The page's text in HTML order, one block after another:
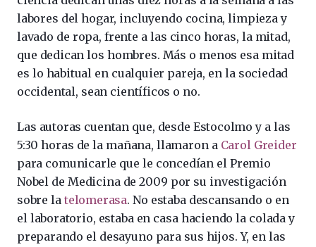
labores del hogar, incluyendo cocina, limpieza y
lavado de ropa, frente a las cinco horas, la mitad,
que dedican los hombres. Más o menos esa mitad
es lo habitual en cualquier pareja, en la sociedad
occidental, sean científicos o no.
Las autoras cuentan que, desde Estocolmo y a las
5:30 horas de la mañana, llamaron a Carol Greider
para comunicarle que le concedían el Premio
Nobel de Medicina de 2009 por su investigación
sobre la telomerasa. No estaba descansando o en
el laboratorio, estaba en casa haciendo la colada y
preparando el desayuno para sus hijos. Y, en las